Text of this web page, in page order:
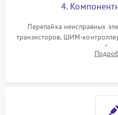
4.
Перепайка неисправных
транзисторов, ШИМ-
памяти при программных
разборка матрицы и замена